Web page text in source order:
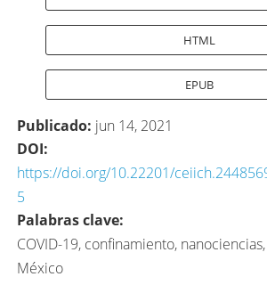
HTML
EPUB
Publicado: jun 14, 2021
DOI:
https://doi.org/10.22201/
5
Palabras clave:
COVID-19, confinamiento,
México